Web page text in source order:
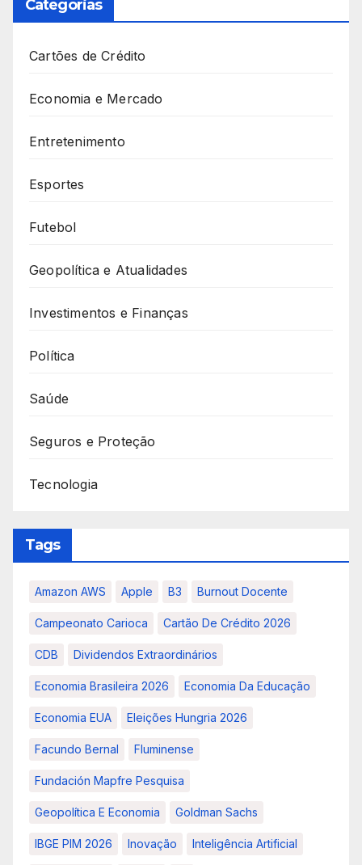
Categorias
Cartões de Crédito
Economia e Mercado
Entretenimento
Esportes
Futebol
Geopolítica e Atualidades
Investimentos e Finanças
Política
Saúde
Seguros e Proteção
Tecnologia
Tags
Amazon AWS Apple B3 Burnout Docente
Campeonato Carioca Cartão De Crédito 2026
CDB Dividendos Extraordinários
Economia Brasileira 2026 Economia Da Educação
Economia EUA Eleições Hungria 2026
Facundo Bernal Fluminense
Fundación Mapfre Pesquisa
Geopolítica E Economia Goldman Sachs
IBGE PIM 2026 Inovação Inteligência Artificial